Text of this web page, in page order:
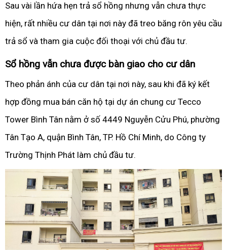
Sau vài lần hứa hẹn trả sổ hồng nhưng vẫn chưa thực
hiện, rất nhiều cư dân tại nơi này đã treo băng rôn yêu cầu
trả sổ và tham gia cuộc đối thoại với chủ đầu tư.
Sổ hồng vẫn chưa được bàn giao cho cư dân
Theo phản ánh của cư dân tại nơi này, sau khi đã ký kết
hợp đồng mua bán căn hộ tại dự án chung cư Tecco
Tower Bình Tân nằm ở số 4449 Nguyễn Cửu Phú, phường
Tân Tạo A, quận Bình Tân, TP. Hồ Chí Minh, do Công ty
Trường Thịnh Phát làm chủ đầu tư.